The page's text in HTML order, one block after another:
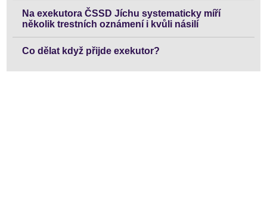
Na exekutora ČSSD Jíchu systematicky míří
několik trestních oznámení i kvůli násilí
Co dělat když přijde exekutor?